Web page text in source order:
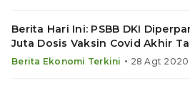
Berita Hari Ini: PSBB DKI
Juta Dosis Vaksin Covid Akhir
Berita Ekonomi Terkini • 28 Agt 2020